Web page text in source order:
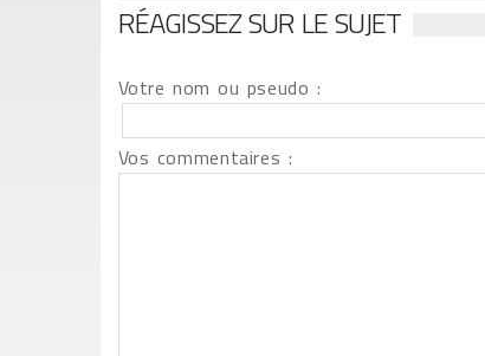
RÉAGISSEZ SUR LE SUJET
Votre nom ou pseudo :
Vos commentaires :